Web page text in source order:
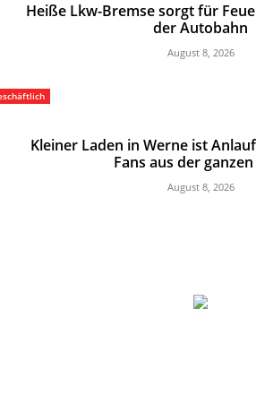
Heiße Lkw-Bremse sorgt für
der Autobahn
August 8, 2026
Kleiner Laden in Werne ist
Fans aus der
August 8, 2026